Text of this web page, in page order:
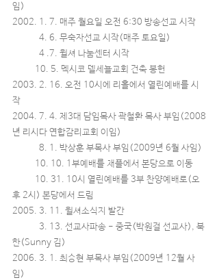
임)
2002. 1. 7. 매주 월요일 오전 6:30 방송선교 시작
4. 6. 무숙자선교 시작(매주 토요일)
4 .7. 윌셔 나눔센터 시작
10. 5. 멕시코 델세뇰교회 건축 봉헌
2003. 2. 16. 오전 10시에 리홀에서 열린예배를 시
작
2004. 7. 4. 제3대 담임목사 곽철환 목사 부임(2008
년 리시다 연합감리교회 이임)
8. 1. 박상훈 부목사 부임(2009년 6월 사임)
10. 10. 1부예배를 채플에서 본당으로 이동
10. 31. 10시 열린예배를 3부 찬양예배로(오
후 2시) 본당에서 드림
2005. 3. 11. 윌셔소식지 발간
3. 13. 선교사파송 - 중국(박원걸 선교사), 북
한(Sunny 김)
2006. 3. 1. 최승현 부목사 부임(2009년 12월 사
임)